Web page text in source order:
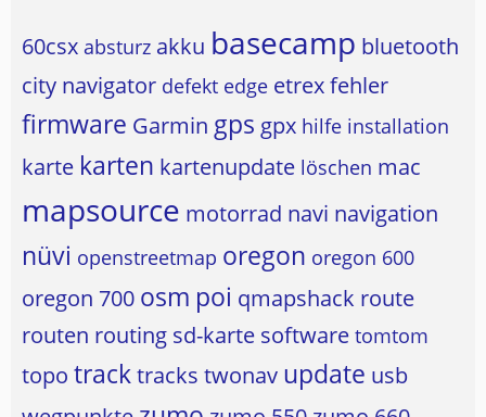
60csx absturz akku basecamp bluetooth
city navigator defekt edge etrexfehler
firmware Garmin gps gpx hilfe installation
karte karten kartenupdate löschen mac
mapsource motorrad navi navigation
nüvi openstreetmap oregon oregon 600
oregon 700 osm poi qmapshack route
routen routing sd-karte software tomtom
topo tracktracks twonav update usb